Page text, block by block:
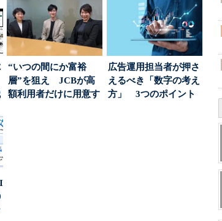
“いつの間にか富裕
層”を狙え JCBが高
額利用者だけに用意す
広告運用担当者が押さ
えるべき「数字の考え
方」 3つのポイント